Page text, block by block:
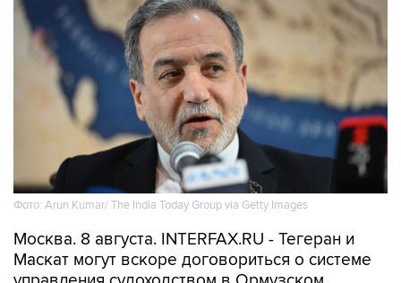
Фото: Arun Kumar/ The India Today Group via Getty Images
Москва. 8 августа. INTERFAX.RU - Тегеран и
Маскат могут вскоре договориться о системе